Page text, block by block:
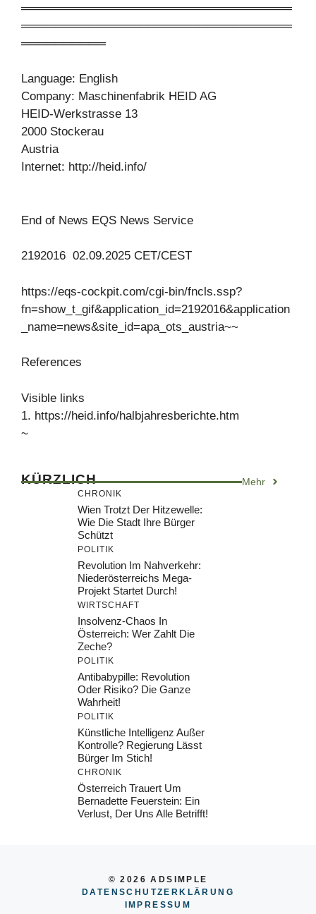
════════════════════════════════
════════════════════════════════
══════════
Language: English
Company: Maschinenfabrik HEID AG
HEID-Werkstrasse 13
2000 Stockerau
Austria
Internet: http://heid.info/
End of News EQS News Service
2192016 02.09.2025 CET/CEST
https://eqs-cockpit.com/cgi-bin/fncls.ssp?
fn=show_t_gif&application_id=2192016&application
_name=news&site_id=apa_ots_austria~~
References
Visible links
1. https://heid.info/halbjahresberichte.htm
~
KÜRZLICH Mehr
CHRONIK
Wien Trotzt Der Hitzewelle:
Wie Die Stadt Ihre Bürger
Schützt
POLITIK
Revolution Im Nahverkehr:
Niederösterreichs Mega-
Projekt Startet Durch!
WIRTSCHAFT
Insolvenz-Chaos In
Österreich: Wer Zahlt Die
Zeche?
POLITIK
Antibabypille: Revolution
Oder Risiko? Die Ganze
Wahrheit!
POLITIK
Künstliche Intelligenz Außer
Kontrolle? Regierung Lässt
Bürger Im Stich!
CHRONIK
Österreich Trauert Um
Bernadette Feuerstein: Ein
Verlust, Der Uns Alle Betrifft!
© 2026 ADSIMPLE
DATENSCHUTZERKLÄRUNG
IMPRESSU M